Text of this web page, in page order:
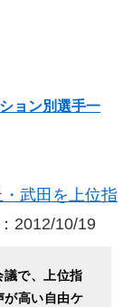
ョン別選手一
武田を上位指
2012/10/19
で、上位指
が高い自由ケ